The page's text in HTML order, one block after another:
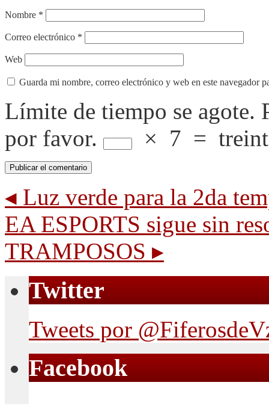
Nombre *
Correo electrónico *
Web
Guarda mi nombre, correo electrónico y web en este navegador
Límite de tiempo se agote.
por favor.
× 7 =
◂ Luz verde para la 2da
EA ESPORTS sigue sin
TRAMPOSOS ▸
Twitter
Tweets por
Facebook